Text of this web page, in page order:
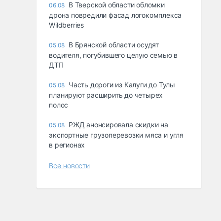
06.08 В Тверской области обломки
дрона повредили фасад логокомплекса
Wildberries
05.08 В Брянской области осудят
водителя, погубившего целую семью в
ДТП
05.08 Часть дороги из Калуги до Тулы
планируют расширить до четырех
полос
05.08 РЖД анонсировала скидки на
экспортные грузоперевозки мяса и угля
в регионах
Все новости